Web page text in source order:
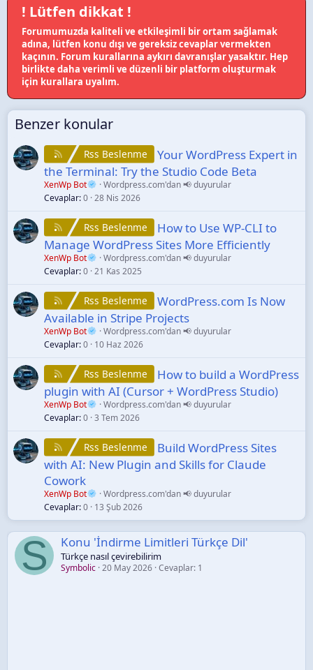
! Lütfen dikkat !
Forumumuzda kaliteli ve etkileşimli bir ortam sağlamak
adına, lütfen konu dışı ve gereksiz cevaplar vermekten
kaçının. Forum kurallarına aykırı davranışlar yasaktır. Hep
birlikte daha verimli ve düzenli bir platform oluşturmak
için kurallara uyalım.
Benzer konular
Rss Beslenme
Your WordPress Expert in
the Terminal: Try the Studio Code Beta
XenWp Bot
Wordpress.com'dan 📢 duyurular
Cevaplar 0 28 Nis 2026
Rss Beslenme
How to Use WP-CLI to
Manage WordPress Sites More Efficiently
XenWp Bot
Wordpress.com'dan 📢 duyurular
Cevaplar 0 21 Kas 2025
Rss Beslenme
WordPress.com Is Now
Available in Stripe Projects
XenWp Bot
Wordpress.com'dan 📢 duyurular
Cevaplar 0 10 Haz 2026
Rss Beslenme
How to build a WordPress
plugin with AI (Cursor + WordPress Studio)
XenWp Bot
Wordpress.com'dan 📢 duyurular
Cevaplar 0 3 Tem 2026
Rss Beslenme
Build WordPress Sites
with AI: New Plugin and Skills for Claude
Cowork
XenWp Bot
Wordpress.com'dan 📢 duyurular
Cevaplar 0 13 Şub 2026
S Konu 'İndirme Limitleri Türkçe Dil'
Türkçe nasıl çevirebilirim
Symbolic 20 May 2026 Cevaplar: 1